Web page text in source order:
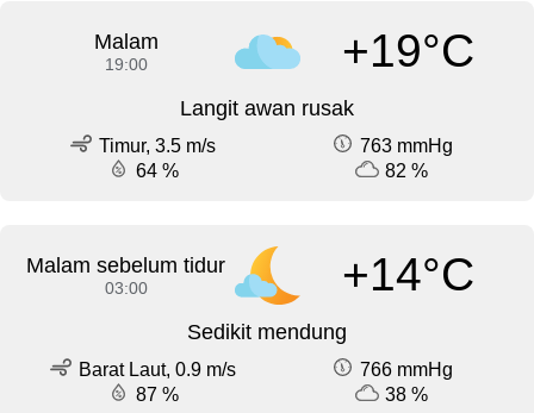
Malam
19:00 +19°C
Langit awan rusak
Timur, 3.5 m/s
763 mmHg
64 %
82 %
Malam sebelum tidur
03:00 +14°C
Sedikit mendung
Barat Laut, 0.9 m/s
766 mmHg
87 %
38 %